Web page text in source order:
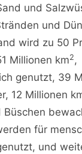
und
und
wird zu 50
Millionen km2,
genutzt, 39
12 Millionen
Büschen
für
und